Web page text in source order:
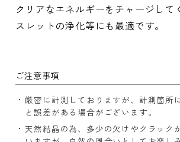
クリアなエネルギーをチャージして
スレットの浄化等にも最適です。
ご注意事項
厳密に計測しておりますが、計測箇所
と誤差がある場合がございます。
天然結晶の為、多少の欠けやクラック